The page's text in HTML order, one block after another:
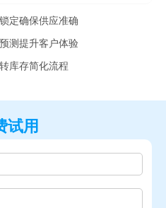
定确保供应准确
测提升客户体验
库存简化流程
试用